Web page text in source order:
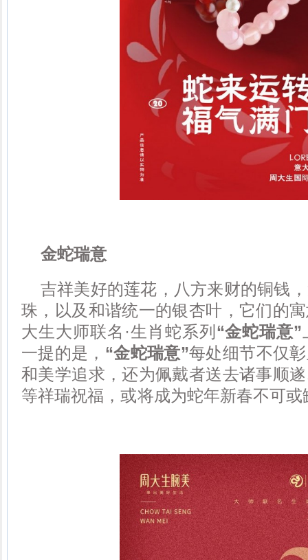
金蛇瑞意
吉祥美好的莲花，八方来财的铜钱
珠，以及和谐统一的银杏叶，它们的
大生大师联名·生肖蛇系列 “金蛇瑞意”
一提的是， “金蛇瑞意”每处细节不仅
和美学追求，还为佩戴者送去诸事顺
等祥瑞祝福，或将成为蛇年新春不可